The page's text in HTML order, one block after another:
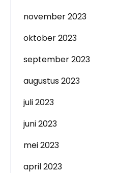
november 2023
oktober 2023
september 2023
augustus 2023
juli 2023
juni 2023
mei 2023
april 2023